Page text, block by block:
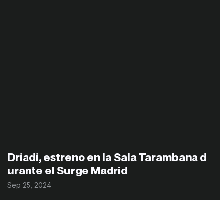
Driadi, estreno en la Sala Tarambana d
urante el Surge Madrid
Sep 25, 2024